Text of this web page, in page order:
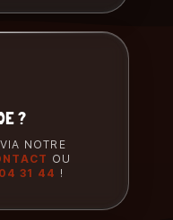
?
NOTRE
OU
31 44 !